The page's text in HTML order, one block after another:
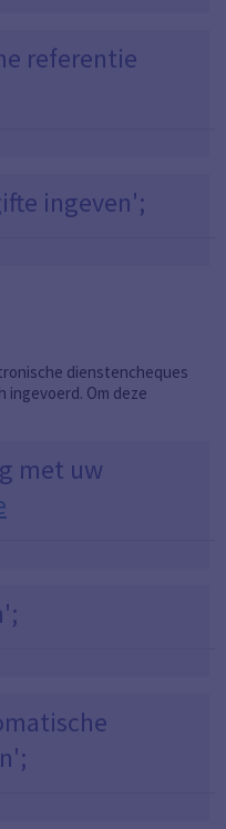
referentie
ingeven';
dienstencheques
ingevoerd. Om deze
met uw